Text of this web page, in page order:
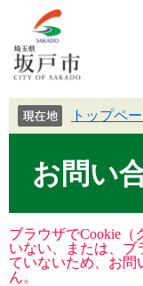
トップペ
お問い
ブラウザでCookie（
いない、または、ブ
ていないため、お問
ん。